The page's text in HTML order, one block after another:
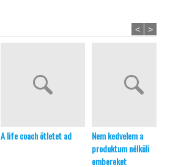
A life coach ötletet ad
Nem kedvelem a
produktum nélküli
embereket
< >